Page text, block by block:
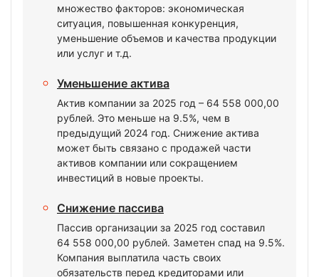
множество факторов: экономическая
ситуация, повышенная конкуренция,
уменьшение объемов и качества продукции
или услуг и т.д.
Уменьшение актива
Актив компании за 2025 год – 64 558 000,00
рублей. Это меньше на 9.5%, чем в
предыдущий 2024 год. Снижение актива
может быть связано с продажей части
активов компании или сокращением
инвестиций в новые проекты.
Снижение пассива
Пассив организации за 2025 год составил
64 558 000,00 рублей. Заметен спад на 9.5%.
Компания выплатила часть своих
обязательств перед кредиторами или